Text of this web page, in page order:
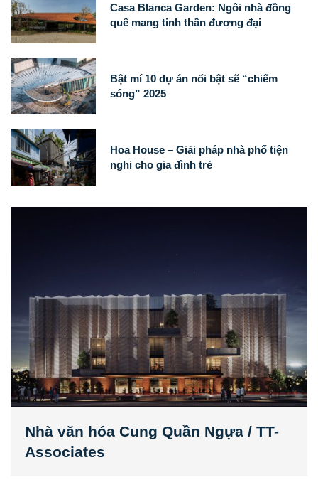
Casa Blanca Garden: Ngôi nhà đồng
quê mang tinh thần đương đại
Bật mí 10 dự án nổi bật sẽ “chiếm
sóng” 2025
Hoa House – Giải pháp nhà phố tiện
nghi cho gia đình trẻ
Nhà văn hóa Cung Quần Ngựa / TT-
Associates